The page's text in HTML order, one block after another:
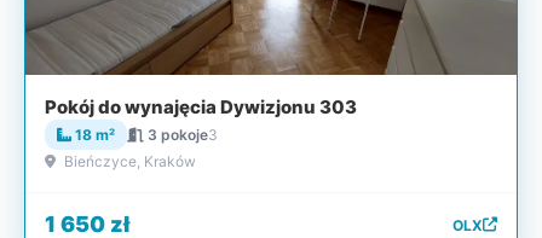
Pokój do wynajęcia Dywizjonu 303
18 m² 3 pokoje3
Bieńczyce, Kraków
1 650 zł OLX